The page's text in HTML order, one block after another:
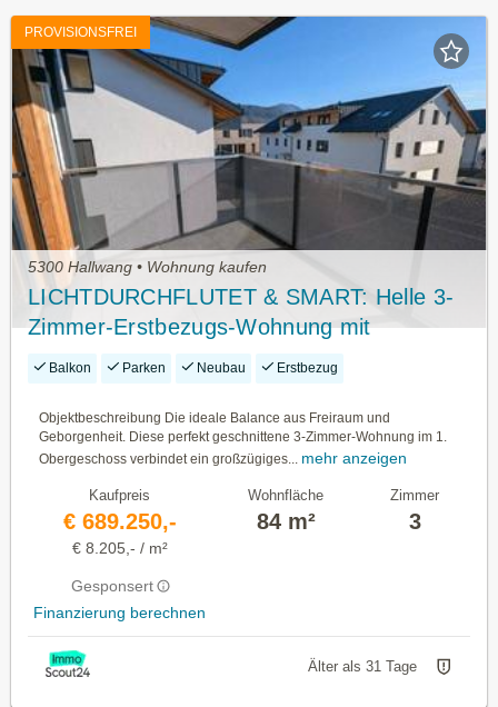
PROVISIONSFREI
5300 Hallwang • Wohnung kaufen
LICHTDURCHFLUTET & SMART: Helle 3-
Zimmer-Erstbezugs-Wohnung mit
Südbalkon im Ortszentrum Hallwang!
Balkon Parken Neubau Erstbezug
Objektbeschreibung Die ideale Balance aus Freiraum und
Geborgenheit. Diese perfekt geschnittene 3-Zimmer-Wohnung im 1.
Obergeschoss verbindet ein großzügiges...
mehr anzeigen
Kaufpreis
€ 689.250,-
€ 8.205,- / m²
Gesponsert
Finanzierung berechnen
Wohnfläche
84 m²
Zimmer
3
Älter als 31 Tage